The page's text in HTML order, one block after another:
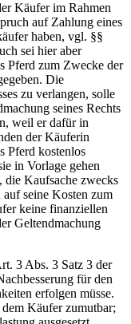
Käufer im Rahmen
auf Zahlung eines
haben, vgl. §§
sei hier aber
Pferd zum Zwecke der
Die
zu verlangen, solle
seines Rechts
weil er dafür in
der Käuferin
Pferd kostenlos
in Vorlage gehen
die Kaufsache zwecks
seine Kosten zum
keine finanziellen
Geltendmachung
3 Abs. 3 Satz 3 der
für den
erfolgen müsse.
Käufer zumutbar;